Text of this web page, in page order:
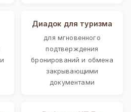
Диадок для туризма
для мгновенного
подтверждения
бронирований и обмена
закрывающими
документами